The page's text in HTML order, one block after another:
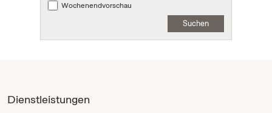
Wochenendvorschau
Suchen
Dienstleistungen